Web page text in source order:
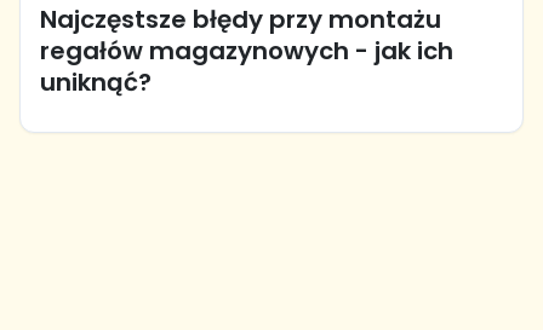
Najczęstsze błędy przy montażu
regałów magazynowych - jak ich
uniknąć?